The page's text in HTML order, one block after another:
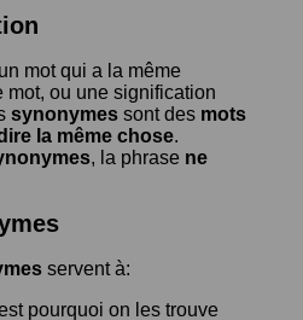
mot qui a la même
ou une signification
synonymes sont des mots
la même chose.
, la phrase ne
servent à:
pourquoi on les trouve